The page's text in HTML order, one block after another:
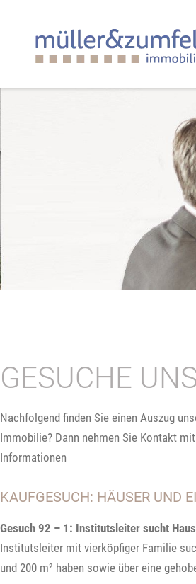
GESUCHE
Nachfolgend finden Sie einen Auszug
Immobilie? Dann nehmen Sie Kontakt
Informationen
KAUFGESUCH: HÄUSER UND
Gesuch 92 – 1: Institutsleiter sucht
Institutsleiter mit vierköpfiger Familie
und 200 m² haben sowie über eine